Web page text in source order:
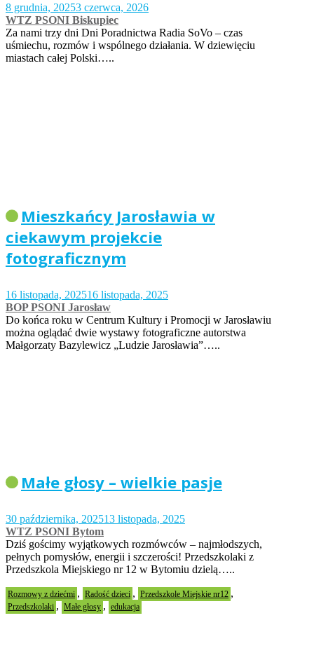
8 grudnia, 20253 czerwca, 2026
WTZ PSONI Biskupiec
Za nami trzy dni Dni Poradnictwa Radia SoVo – czas
uśmiechu, rozmów i wspólnego działania. W dziewięciu
miastach całej Polski…..
Mieszkańcy Jarosławia w
ciekawym projekcie
fotograficznym
16 listopada, 202516 listopada, 2025
BOP PSONI Jarosław
Do końca roku w Centrum Kultury i Promocji w Jarosławiu
można oglądać dwie wystawy fotograficzne autorstwa
Małgorzaty Bazylewicz „Ludzie Jarosławia”…..
Małe głosy – wielkie pasje
30 października, 202513 listopada, 2025
WTZ PSONI Bytom
Dziś gościmy wyjątkowych rozmówców – najmłodszych,
pełnych pomysłów, energii i szczerości! Przedszkolaki z
Przedszkola Miejskiego nr 12 w Bytomiu dzielą…..
Rozmowy z dziećmi , Radość dzieci , Przedszkole Miejskie nr12 ,
Przedszkolaki , Małe głosy , edukacja